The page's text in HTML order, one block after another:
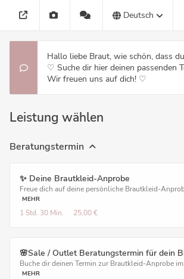
Deutsch
Hallo liebe Braut, wie schön, dass
♡ Suche dir hier deinen passenden
Wir freuen uns auf dich! ♡
Leistung wählen
Beratungstermin
✨ Deine Brautkleid-Anprobe
Freue dich auf deine persönliche Brautkleid-
MEHR
1 Std. 30 Min. 25,00 €
🌸Sale / Outlet Beratungstermin für dein
Buche dir deinen Termin zur Brautkleid-Anprobe
MEHR